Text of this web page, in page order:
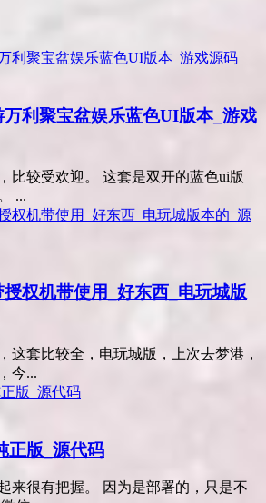
利聚宝盆娱乐蓝色UI版本_游戏
比较受欢迎。 这套是双开的蓝色ui版
...
权机带使用_好东西_电玩城版
这套比较全，电玩城版，上次去梦港，
今...
正版_源代码
来很有把握。 因为是部署的，只是不